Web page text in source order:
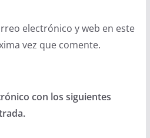
electrónico y web en este
vez que comente.
con los siguientes